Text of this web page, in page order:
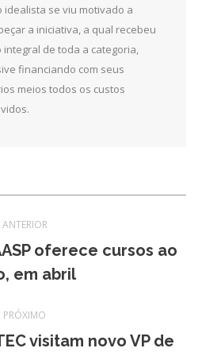
idealista se viu motivado a
a iniciativa, a qual recebeu
integral de toda a categoria,
financiando com seus
meios todos os custos
ANTERIOR
Post
anterior:
oferece cursos ao
em abril
PRÓXIMO
visitam novo VP de